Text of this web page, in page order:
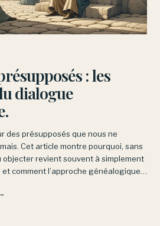
: les
dialogue
des présupposés que nous ne
Cet article montre pourquoi, sans
revient souvent à simplement
comment l’approche généalogique